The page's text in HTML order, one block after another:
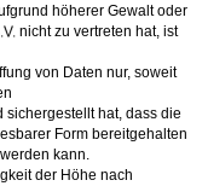
höherer Gewalt oder
nicht zu vertreten hat, ist
von Daten nur, soweit
sichergestellt hat, dass die
Form bereitgehalten
kann.
der Höhe nach